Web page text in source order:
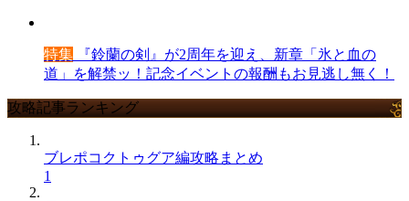
特集 『鈴蘭の剣』が2周年を迎え、新章「氷と血の
道」を解禁ッ！記念イベントの報酬もお見逃し無く！
攻略記事ランキング
ブレポコクトゥグア編攻略まとめ
1